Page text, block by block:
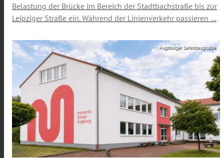
Belastung der Brücke im Bereich der Stadtbachstraße bis zur
Leipziger Straße ein. Während der Linienverkehr passieren …
Augsburger Lehmbaugruppe